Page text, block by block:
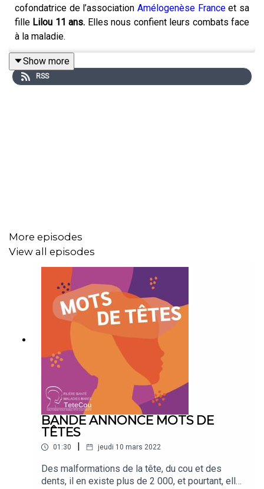
cofondatrice de l’association Amélogenèse Franceet sa
fille Lilou 11 ans. Elles nous confient leurs combats face
à la maladie.
Cette 2e série est dédiée àl’amélogenèse imparfaite,
Show more
RSS
More episodes
View all episodes
BANDE ANNONCE MOTS DE
TÊTES
01:30 | jeudi 10 mars 2022
Des malformations de la tête, du cou et des
dents, il en existe plus de 2 000, et pourtant, elles